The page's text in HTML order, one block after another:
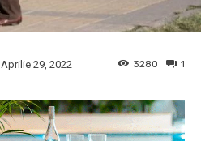
Aprilie 29, 2022 1
3280